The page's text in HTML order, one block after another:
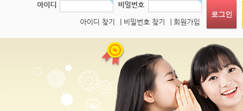
아이디 비밀번호
아이디 찾기 | 비밀번호 찾기 | 회원가입